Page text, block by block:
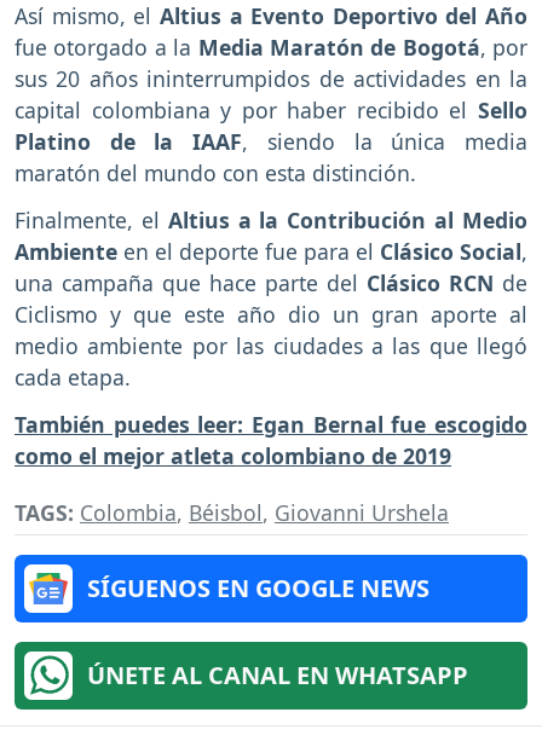
Así mismo, el Altius a Evento Deportivo del Año
fue otorgado a la Media Maratón de Bogotá, por
sus 20 años ininterrumpidos de actividades en la
capital colombiana y por haber recibido el Sello
Platino de la IAAF, siendo la única media
maratón del mundo con esta distinción.
Finalmente, el Altius a la Contribución al Medio
Ambiente en el deporte fue para el Clásico Social,
una campaña que hace parte del Clásico RCN de
Ciclismo y que este año dio un gran aporte al
medio ambiente por las ciudades a las que llegó
cada etapa.
También puedes leer: Egan Bernal fue escogido
como el mejor atleta colombiano de 2019
TAGS: Colombia, Béisbol, Giovanni Urshela
SÍGUENOS EN GOOGLE NEWS
ÚNETE AL CANAL EN WHATSAPP